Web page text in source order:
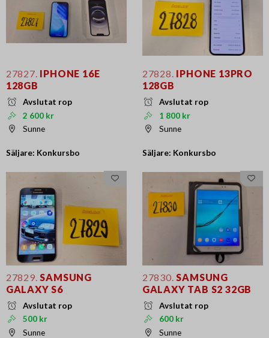
27827. IPHONE 16E
128GB
Avslutat rop
2 600 kr
Sunne
Säljare: Konkursbo
27828. IPHONE 13PRO
128GB
Avslutat rop
1 800 kr
Sunne
Säljare: Konkursbo
27829. SAMSUNG
GALAXY S6
Avslutat rop
500 kr
Sunne
27830. SAMSUNG
GALAXY TAB S2 32GB
Avslutat rop
600 kr
Sunne